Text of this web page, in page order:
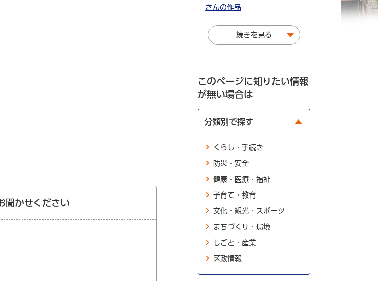
聞かせください
さんの作品
続きを見る
このページに知りたい情報
が無い場合は
分類別で探す
くらし・手続き
防災・安全
健康・医療・福祉
子育て・教育
文化・観光・スポーツ
まちづくり・環境
しごと・産業
区政情報